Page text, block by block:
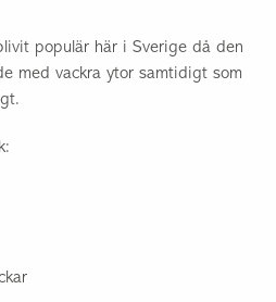
populär här i Sverige då den
med vackra ytor samtidigt som